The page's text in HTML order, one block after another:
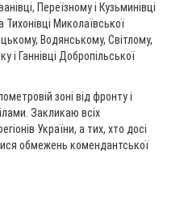
Переїзному і Кузьминівці
Тихонівці Миколаївської
Водянському, Світлому,
і Ганнівці Добропільської
зоні від фронту і
Закликаю всіх
України, а тих, хто досі
обмежень комендантської